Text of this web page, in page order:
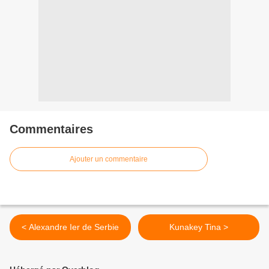
Commentaires
Ajouter un commentaire
< Alexandre Ier de Serbie Kunakey Tina >